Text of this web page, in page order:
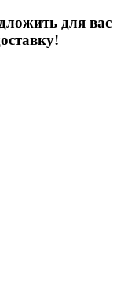
для вас